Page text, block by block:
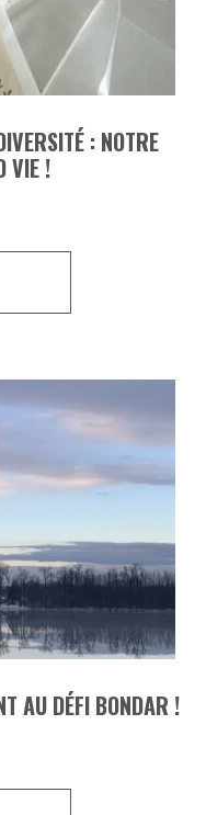
: NOTRE
VIE !
AU DÉFI BONDAR !